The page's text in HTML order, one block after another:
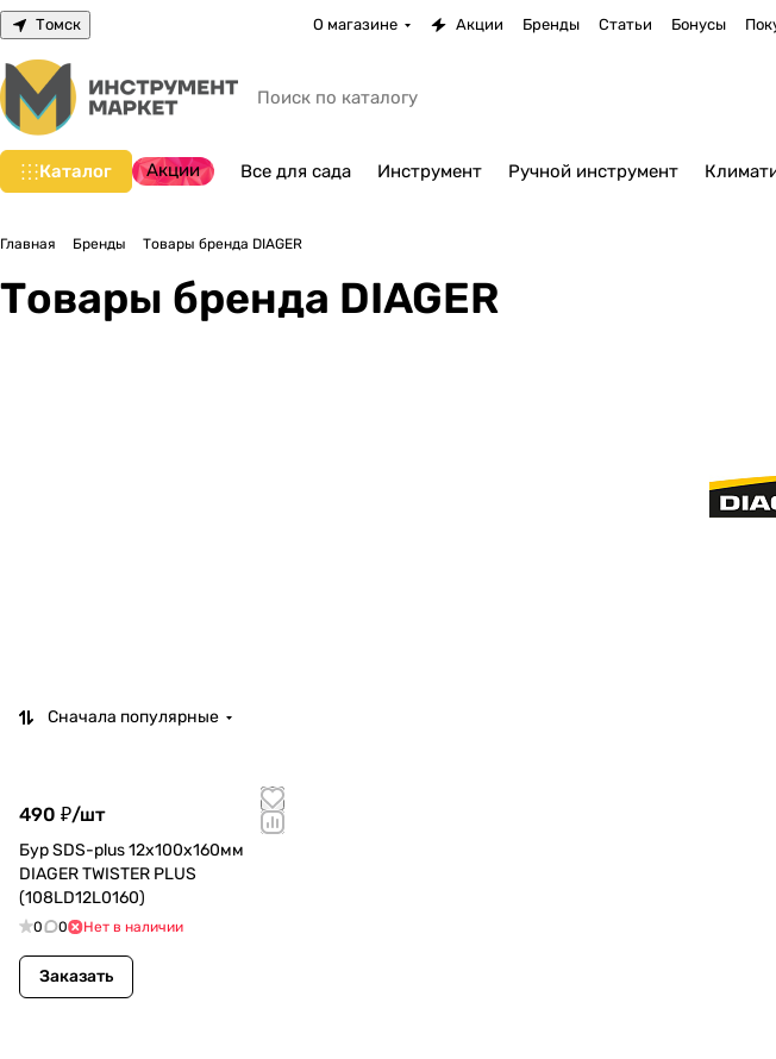
Томск О магазине Акции Бренды Статьи Бонусы
Каталог Акции Все для сада Инструмент Ручной инструмент
Главная Бренды Товары бренда DIAGER
Товары бренда DIAGER
Сначала популярные
490 ₽/шт
Бур SDS-plus 12х100х160мм
DIAGER TWISTER PLUS
(108LD12L0160)
0 0 Нет в наличии
Заказать